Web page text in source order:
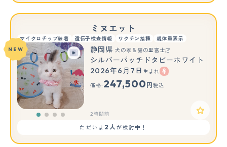
ミヌエット
マイクロチップ装着 遺伝子検査情報 ワクチン接種
親体重表示
NEW
静岡県 犬の家＆猫の里富士店
シルバーパッチドタビーホワイト
2026年6月7日 生まれ
価格: 247,500 円 税込
2時間前
ただいま 2人が検討中！